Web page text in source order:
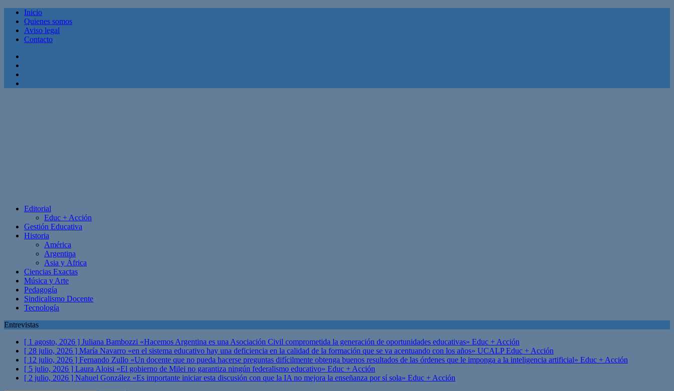
Inicio
Quienes somos
Aviso legal
Contacto
Editorial
Educ + Acción
Gestión Educativa
Historia
América
Argentina
Asia y África
Ciencias Exactas
Música y Arte
Pedagogía
Sindicalismo Docente
Tecnología
Entrevistas
[ 1 agosto, 2026 ] Juliana Bambozzi «Hacemos Argentina es una Asociación Civil comprometida la generación de oportunidades educativas» Educ + Acción
[ 28 julio, 2026 ] María Navarro «en el sistema educativo hay una deficiencia en la calidad de la formación que se va acentuando con los años» UCALPEduc + Acción
[ 12 julio, 2026 ] Fernando Zullo «Un docente que no pueda hacerse preguntas difícilmente obtenga buenos resultados de las órdenes que le imponga a la inteligencia artificial» Educ + Acción
[ 5 julio, 2026 ] Laura Aloisi «El gobierno de Milei no garantiza ningún federalismo educativo» Educ + Acción
[ 2 julio, 2026 ] Nahuel González «Es importante iniciar esta discusión con que la IA no mejora la enseñanza por sí sola» Educ + Acción